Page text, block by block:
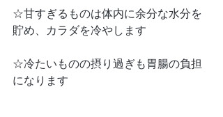
☆甘すぎるものは体内に余分な水分を
貯め、カラダを冷やします
☆冷たいものの摂り過ぎも胃腸の負担
になります